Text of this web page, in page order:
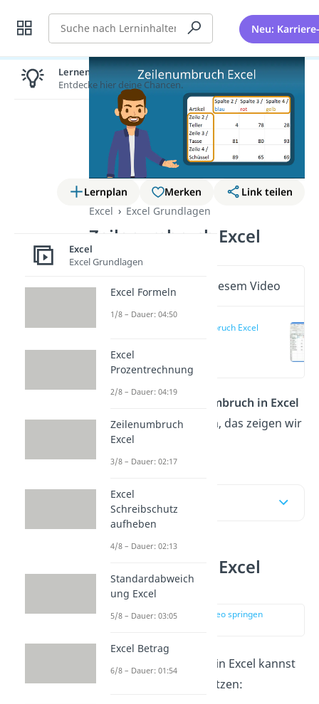
Suche Neu:
Lernplan Merken
Link teilen
Excel
Excel Grundlagen
Zeilenumbruch Excel
Wichtige Inhalte in diesem Video
Zeilenumbruch Excel
Zeilenumbruch in Excel
einfügen? Kein Problem, das zeigen wir
dir hier und im
Inhaltsübersicht
Zeilenumbruch Excel
einfügen
zur Stelle im Video springen
manuellen Absatz
in Excel kannst
du in Windows leicht setzen:
Lernen lohnt sich!
Entdecke hier deine Chancen.
Excel
Excel Grundlagen
Excel Formeln
1/8 – Dauer: 04:50
Excel
Prozentrechnung
2/8 – Dauer: 04:19
Zeilenumbruch
Excel
3/8 – Dauer: 02:17
Excel
Schreibschutz
aufheben
4/8 – Dauer: 02:13
Standardabweich
ung Excel
5/8 – Dauer: 03:05
Excel Betrag
6/8 – Dauer: 01:54